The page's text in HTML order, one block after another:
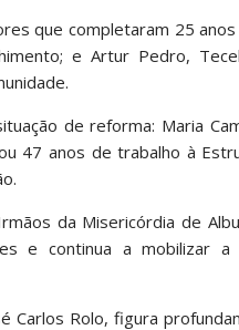
que completaram 25
e Artur Pedro,
de reforma: Maria
47 anos de trabalho à
da Misericórdia de
e continua a mobilizar
Rolo, figura